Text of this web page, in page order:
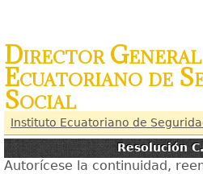
Director
Ecuatoriano de
Social
Instituto Ecuatoriano de
Resolución
Autorícese la continuidad,